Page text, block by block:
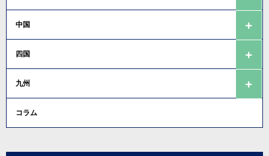
中国
四国
九州
コラム